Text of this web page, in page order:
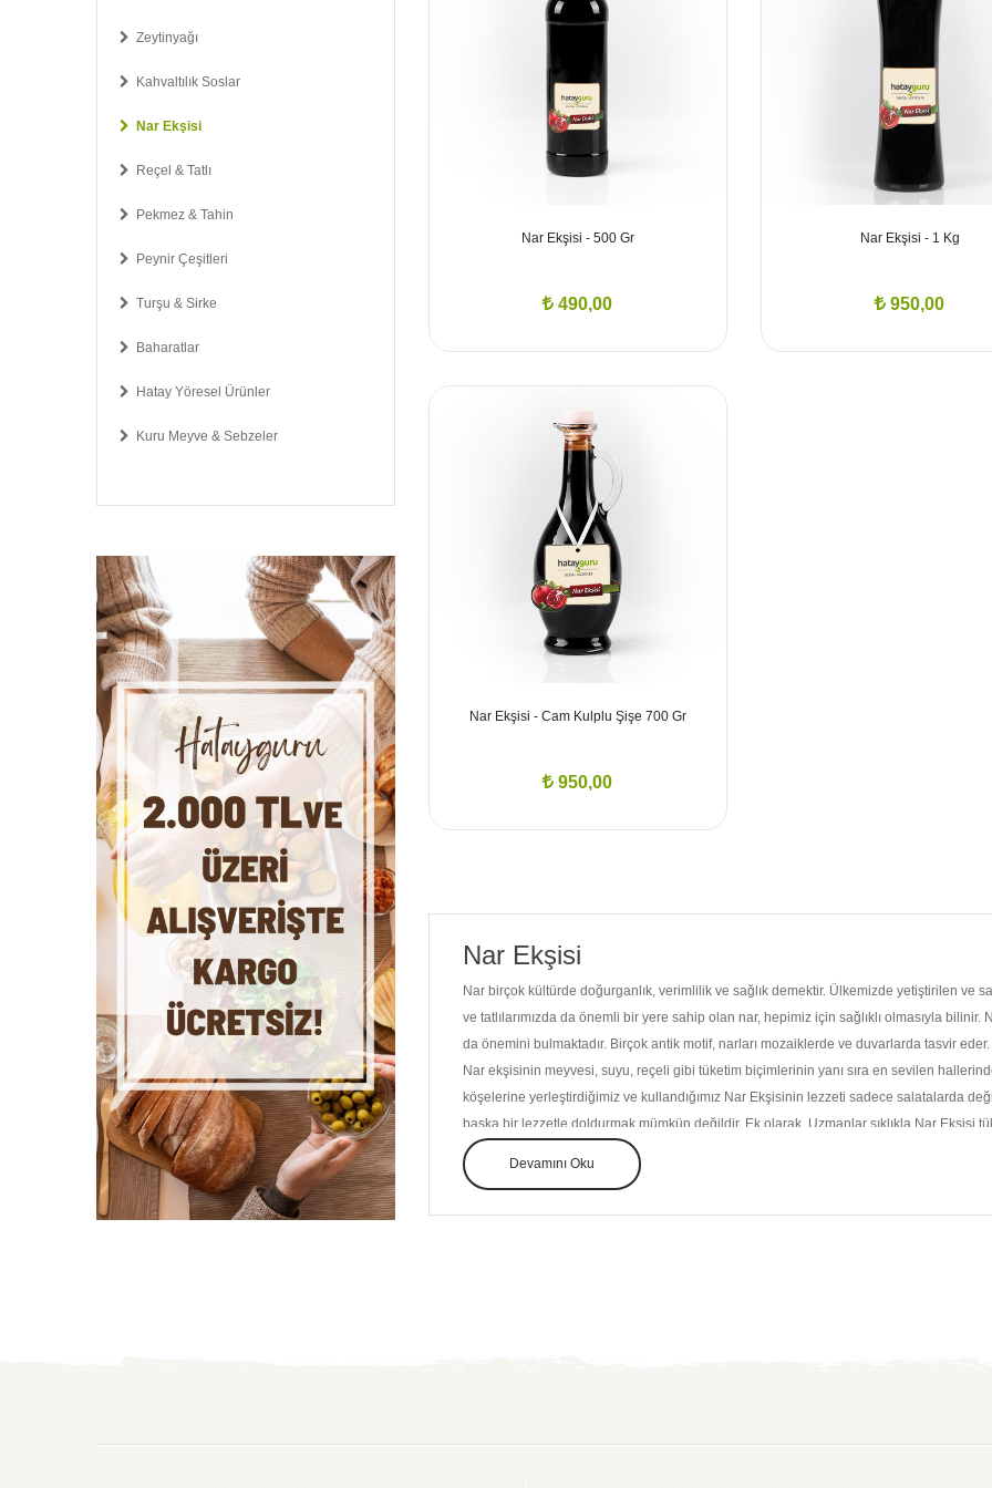
Zeytinyağı
Kahvaltılık Soslar
Nar Ekşisi
Reçel & Tatlı
Pekmez & Tahin
Peynir Çeşitleri
Turşu & Sirke
Baharatlar
Hatay Yöresel Ürünler
Kuru Meyve & Sebzeler
Nar Ekşisi - 500 Gr
490,00
Nar Ekşisi - 1 Kg
950,00
Nar Ekşisi - Cam Kulplu Şişe 700 Gr
950,00
Nar Ekşisi
Nar birçok kültürde doğurganlık, verimlilik ve sağlık demektir. Ülkemizde yetiştirilen ve
ve tatlılarımızda da önemli bir yere sahip olan nar, hepimiz için sağlıklı olmasıyla bilinir.
da önemini bulmaktadır. Birçok antik motif, narları mozaiklerde ve duvarlarda tasvir
Nar ekşisinin meyvesi, suyu, reçeli gibi tüketim biçimlerinin yanı sıra en sevilen
köşelerine yerleştirdiğimiz ve kullandığımız Nar Ekşisinin lezzeti sadece salatalarda
başka bir lezzetle doldurmak mümkün değildir. Ek olarak, Uzmanlar sıklıkla Nar Ekşisi
Geleneksel lezzetiyle kısırdan salataya birçok tarife lezzet katan Nar Ekşimizi mutlaka
yararlanmak için Hatayguru.com’dan uygun fiyatlarla nar ekşisi ürününü satın
Nar ekşisinin faydaları nelerdir?
Devamını Oku